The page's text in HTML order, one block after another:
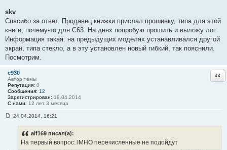
skv
Спасибо за ответ. Продавец книжки прислал прошивку, типа для этой
книги, почему-то для C63. На днях попробую прошить и выложу лог.
Информация такая: на предыдущих моделях устанавливался другой
экран, типа стекло, а в эту установлен новый гибкий, так пояснили.
Посмотрим.
c930
Автор темы
Репутация: 0
Сообщения: 12
Зарегистрирован: 19.04.2014
С нами: 12 лет 3 месяца
24.04.2014, 16:21
alf169 писал(а):
На первый вопрос: IMHO перечисленные не подойдут